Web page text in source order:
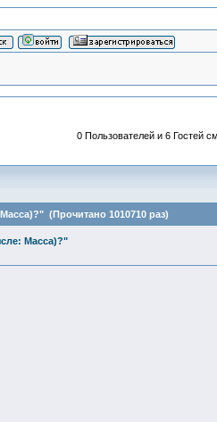
0 Пользователей и 6 Гостей
(Прочитано 1010710 раз)
Масса)?"